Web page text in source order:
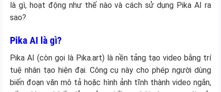
là gì, hoạt động như thế nào và cách sử dụng Pika AI ra
sao?
Pika AI là gì?
Pika AI (còn gọi là Pika.art) là nền tảng tạo video bằng trí
tuệ nhân tạo hiện đại. Công cụ này cho phép người dùng
biến đoạn văn mô tả hoặc hình ảnh tĩnh thành video ngắn,